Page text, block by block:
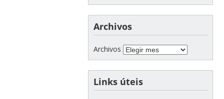
Archivos
Archivos
Links úteis